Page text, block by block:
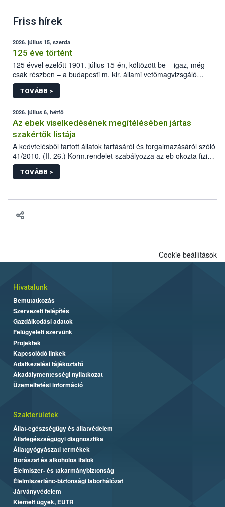
Friss hírek
2026. július 15, szerda
125 éve történt
125 évvel ezelőtt 1901. július 15-én, költözött be – igaz, még
csak részben – a budapesti m. kir. állami vetőmagvizsgáló
állomás a Kis Rókus utca 15. szám alatti, Czigler Győző által
tervezett új épületébe.
TOVÁBB >
2026. július 6, hétfő
Az ebek viselkedésének megítélésében jártas
szakértők listája
A kedvtelésből tartott állatok tartásáról és forgalmazásáról szóló
41/2010. (II. 26.) Korm.rendelet szabályozza az eb okozta fizikai
sérülés, illetve ennek veszélye keletkezésekor felmerülő
hatósági feladatokat, valamint a veszélyes eb tartását és annak
TOVÁBB >
Cookie beállítások
Hivatalunk
Bemutatkozás
Szervezeti felépítés
Gazdálkodási adatok
Felügyeleti szervünk
Projektek
Kapcsolódó linkek
Adatkezelési tájékoztató
Akadálymentességi nyilatkozat
Üzemeltetési információ
Szakterületek
Állat-egészségügy és állatvédelem
Állategészségügyi diagnosztika
Állatgyógyászati termékek
Borászat és alkoholos italok
Élelmiszer- és takarmánybiztonság
Élelmiszerlánc-biztonsági laborhálózat
Járványvédelem
Kiemelt ügyek, EUTR